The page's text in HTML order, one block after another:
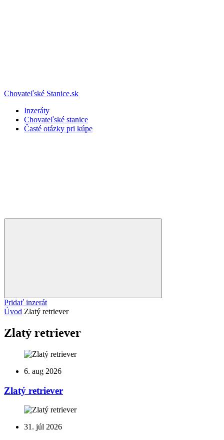
Chovateľské Stanice.sk
Inzeráty
Chovateľské stanice
Časté otázky pri kúpe
Pridať inzerát
Úvod Zlatý retriever
Zlatý retriever
6. aug 2026
Zlatý retriever
31. júl 2026